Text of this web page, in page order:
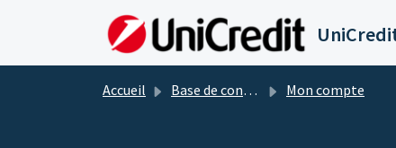
Accueil Base de connaissances Mon compte